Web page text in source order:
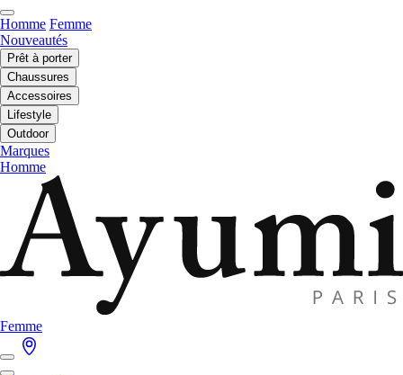
Homme Femme
Nouveautés
Prêt à porter
Chaussures
Accessoires
Lifestyle
Outdoor
Marques
Homme
Femme